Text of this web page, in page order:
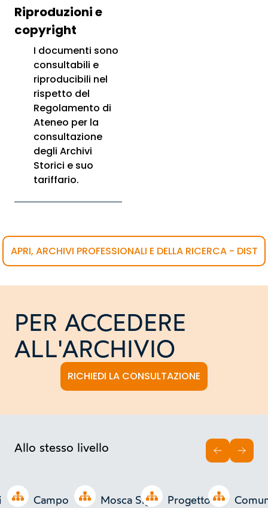
Riproduzioni e
copyright
I documenti sono
consultabili e
riproducibili nel
rispetto del
Regolamento di
Ateneo per la
consultazione
degli Archivi
Storici e suo
tariffario.
APRI, ARCHIVI PROFESSIONALI E DELLA RICERCA - DIST
PER ACCEDERE
ALL'ARCHIVIO
RICHIEDI LA CONSULTAZIONE
Allo stesso livello
Open tree Open tree
Campo
Open tree
Mosca Sig.
Open tree
Progetto di
INDIETRO